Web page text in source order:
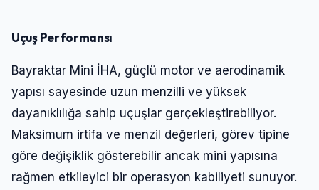
Uçuş Performansı
Bayraktar Mini İHA, güçlü motor ve aerodinamik
yapısı sayesinde uzun menzilli ve yüksek
dayanıklılığa sahip uçuşlar gerçekleştirebiliyor.
Maksimum irtifa ve menzil değerleri, görev tipine
göre değişiklik gösterebilir ancak mini yapısına
rağmen etkileyici bir operasyon kabiliyeti sunuyor.